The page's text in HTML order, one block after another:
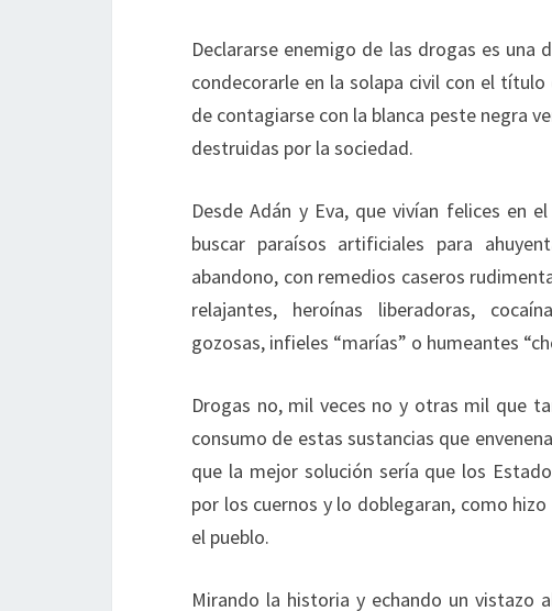
Declararse enemigo de las drogas es una
condecorarle en la solapa civil con el
de contagiarse con la blanca peste negra
destruidas por la sociedad.
Desde Adán y Eva, que vivían felices en
buscar paraísos artificiales para
abandono, con remedios caseros
relajantes, heroínas liberadoras,
gozosas, infieles “marías” o humeantes
Drogas no, mil veces no y otras mil que
consumo de estas sustancias que
que la mejor solución sería que los
por los cuernos y lo doblegaran, como
el pueblo.
Mirando la historia y echando un vistazo